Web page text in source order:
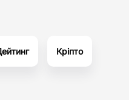
Кріпто